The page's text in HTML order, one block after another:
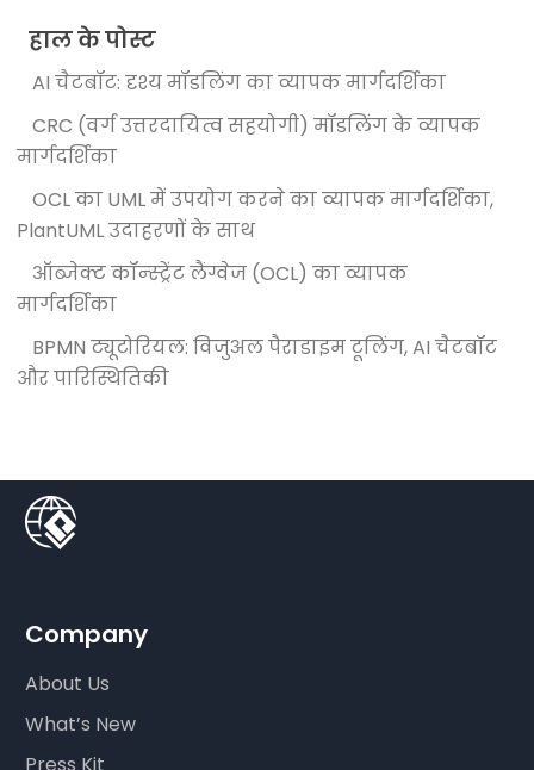
हाल के पोस्ट
AI चैटबॉट: दृश्य मॉडलिंग का व्यापक मार्गदर्शिका
CRC (वर्ग उत्तरदायित्व सहयोगी) मॉडलिंग के व्यापक
मार्गदर्शिका
OCL का UML में उपयोग करने का व्यापक मार्गदर्शिका,
PlantUML उदाहरणों के साथ
ऑब्जेक्ट कॉन्स्ट्रेंट लैंग्वेज (OCL) का व्यापक
मार्गदर्शिका
BPMN ट्यूटोरियल: विजुअल पैराडाइम टूलिंग, AI चैटबॉट
और पारिस्थितिकी
Company
About Us
What’s New